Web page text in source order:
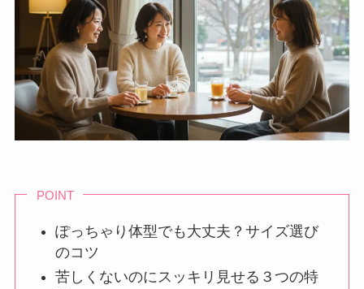
POINT
ぽっちゃり体型でも大丈夫？サイズ選び
のコツ
苦しくないのにスッキリ見せる３つの特